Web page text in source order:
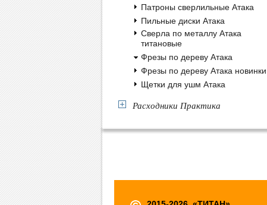
Патроны сверлильные Атака
Пильные диски Атака
Сверла по металлу Атака
титановые
Фрезы по дереву Атака
Фрезы по дереву Атака новинки
Щетки для ушм Атака
Расходники Практика